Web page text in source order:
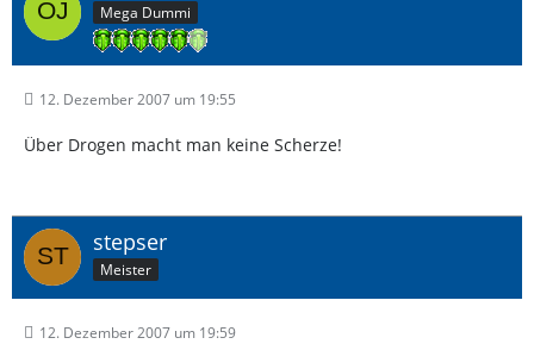
Mega Dummi
12. Dezember 2007 um 19:55
Über Drogen macht man keine Scherze!
stepser
Meister
12. Dezember 2007 um 19:59